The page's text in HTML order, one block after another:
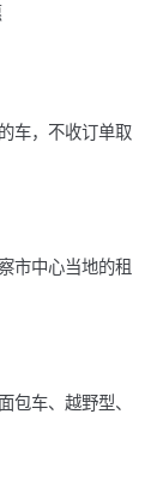
车，不收订单取
市中心当地的租
包车、越野型、